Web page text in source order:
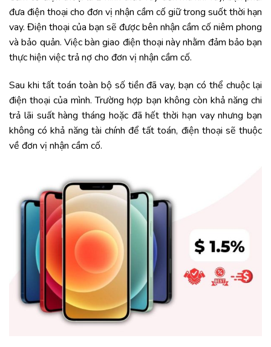
đưa điện thoại cho đơn vị nhận cầm cố giữ trong suốt thời hạn
vay. Điện thoại của bạn sẽ được bên nhận cầm cố niêm phong
và bảo quản. Việc bàn giao điện thoại này nhằm đảm bảo bạn
thực hiện việc trả nợ cho đơn vị nhận cầm cố.
Sau khi tất toán toàn bộ số tiền đã vay, bạn có thể chuộc lại
điện thoại của mình. Trường hợp bạn không còn khả năng chi
trả lãi suất hàng tháng hoặc đã hết thời hạn vay nhưng bạn
không có khả năng tài chính để tất toán, điện thoại sẽ thuộc
về đơn vị nhận cầm cố.